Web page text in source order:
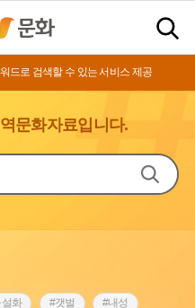
드로 검색할 수 있는 서비스 제공
문화자료입니다.
화 #갯벌 #내성